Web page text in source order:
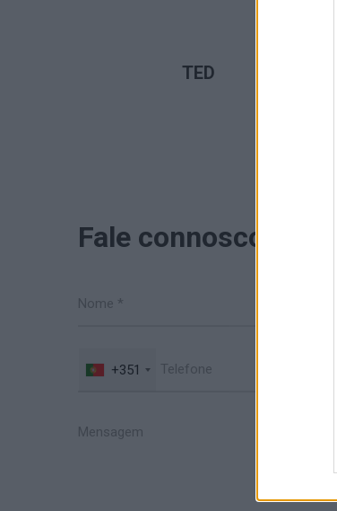
TED
Fale connosco
+351